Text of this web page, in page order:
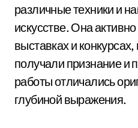
различные техники и
искусстве. Она
выставках и
получали признание и
работы отличались
глубиной выражения.